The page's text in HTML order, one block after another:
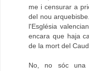
me i censurar a
del nou
l'Església
encara que haja
de la mort del
No, no sóc una